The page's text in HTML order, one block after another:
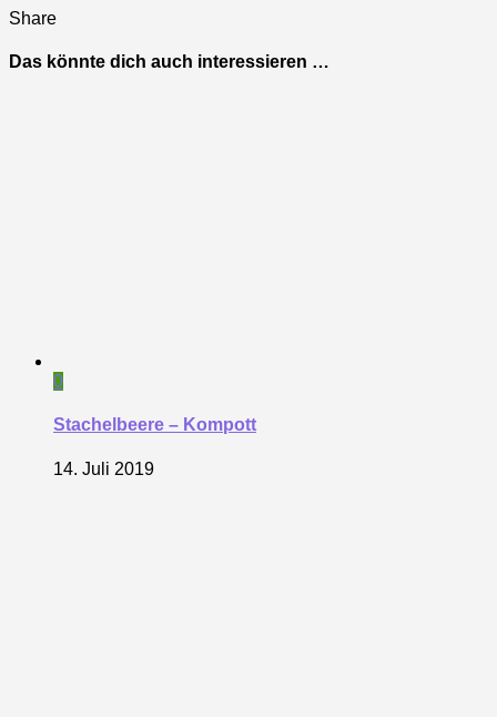
Share
Das könnte dich auch interessieren …
0
Stachelbeere – Kompott
14. Juli 2019